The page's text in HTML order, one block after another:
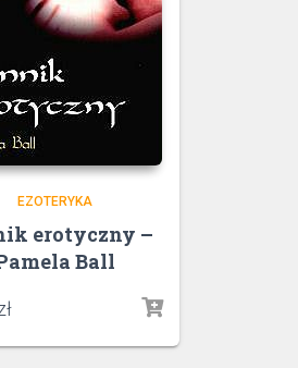
EZOTERYKA
erotyczny –
Ball